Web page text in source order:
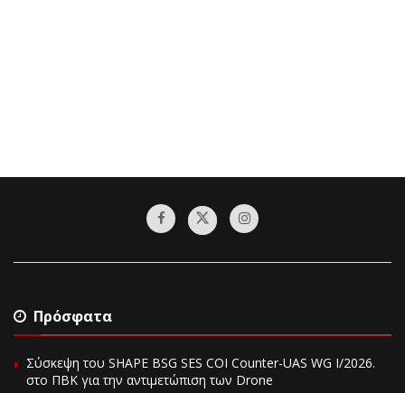
Πρόσφατα
Σύσκεψη του SHAPE BSG SES COI Counter-UAS WG I/2026.
στο ΠΒΚ για την αντιμετώπιση των Drone